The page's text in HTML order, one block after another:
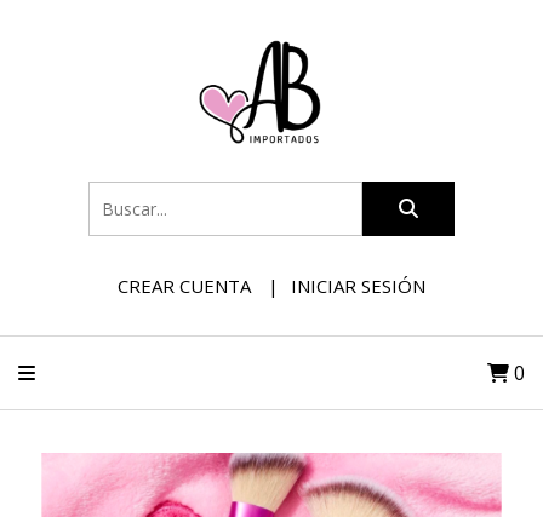
CREAR CUENTA INICIAR SESIÓN
0